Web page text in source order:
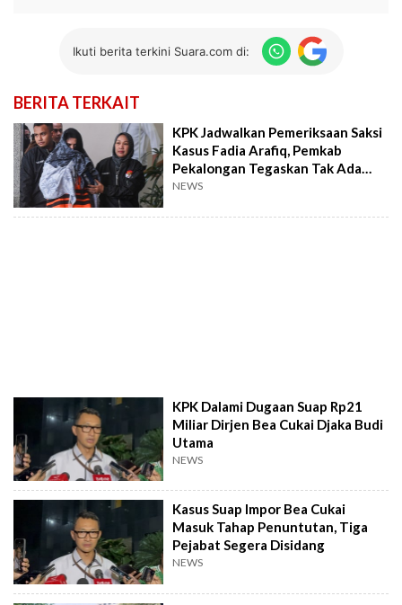
Ikuti berita terkini Suara.com di:
BERITA TERKAIT
KPK Jadwalkan Pemeriksaan Saksi
Kasus Fadia Arafiq, Pemkab
Pekalongan Tegaskan Tak Ada
Pengondisian
NEWS
KPK Dalami Dugaan Suap Rp21
Miliar Dirjen Bea Cukai Djaka Budi
Utama
NEWS
Kasus Suap Impor Bea Cukai
Masuk Tahap Penuntutan, Tiga
Pejabat Segera Disidang
NEWS